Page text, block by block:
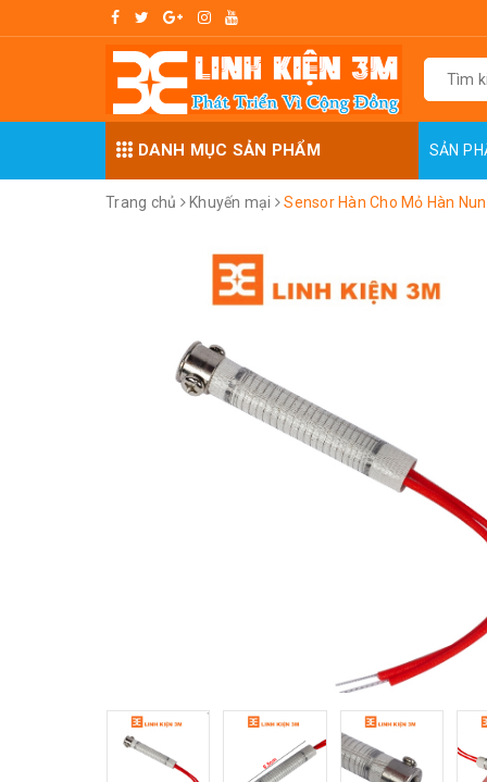
DANH MỤC SẢN PHẨM SẢN
Trang chủ Khuyến mại Sensor Hàn Cho Mỏ Hàn